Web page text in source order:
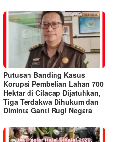
Putusan Banding Kasus
Korupsi Pembelian Lahan 700
Hektar di Cilacap Dijatuhkan,
Tiga Terdakwa Dihukum dan
Diminta Ganti Rugi Negara